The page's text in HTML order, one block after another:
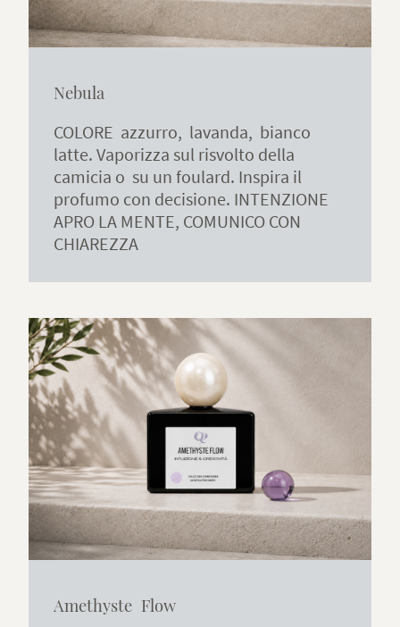
Nebula
COLORE azzurro, lavanda, bianco
latte. Vaporizza sul risvolto della
camicia o su un foulard. Inspira il
profumo con decisione. INTENZIONE
APRO LA MENTE, COMUNICO CON
CHIAREZZA
Amethyste Flow